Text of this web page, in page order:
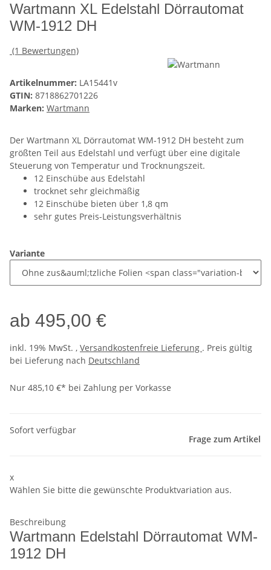
Wartmann XL Edelstahl Dörrautomat
WM-1912 DH
(1 Bewertungen)
Artikelnummer: LA15441v
GTIN: 8718862701226
Marken: Wartmann
Der Wartmann XL Dörrautomat WM-1912 DH besteht zum
größten Teil aus Edelstahl und verfügt über eine digitale
Steuerung von Temperatur und Trocknungszeit.
12 Einschübe aus Edelstahl
trocknet sehr gleichmäßig
12 Einschübe bieten über 1,8 qm
sehr gutes Preis-Leistungsverhältnis
Variante
ab 495,00 €
inkl. 19% MwSt. , Versandkostenfreie Lieferung . Preis gültig
bei Lieferung nach Deutschland
Nur 485,10 €* bei Zahlung per Vorkasse
Sofort verfügbar
Frage zum Artikel
x
Wählen Sie bitte die gewünschte Produktvariation aus.
Beschreibung
Wartmann Edelstahl Dörrautomat WM-
1912 DH